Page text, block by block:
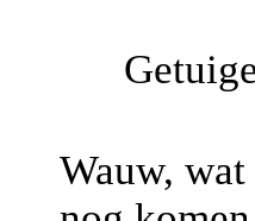
Wauw,